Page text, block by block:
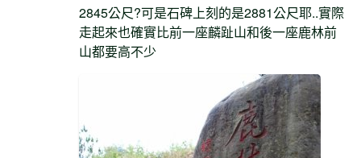
2845公尺?可是石碑上刻的是2881公尺耶..實際
走起來也確實比前一座麟趾山和後一座鹿林前
山都要高不少